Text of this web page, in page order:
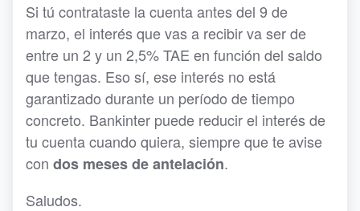
Si tú contrataste la cuenta antes del 9 de
marzo, el interés que vas a recibir va ser de
entre un 2 y un 2,5% TAE en función del saldo
que tengas. Eso sí, ese interés no está
garantizado durante un período de tiempo
concreto. Bankinter puede reducir el interés de
tu cuenta cuando quiera, siempre que te avise
con dos meses de antelación.
Saludos.